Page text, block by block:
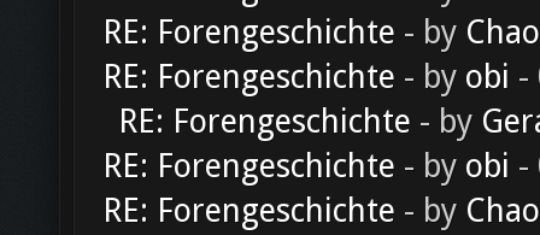
RE: Forengeschichte - by
RE: Forengeschichte - by obi -
RE: Forengeschichte - by
RE: Forengeschichte - by obi -
RE: Forengeschichte - by